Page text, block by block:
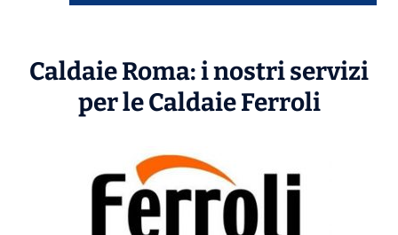
Caldaie Roma: i nostri servizi
per le CaldaieFerroli